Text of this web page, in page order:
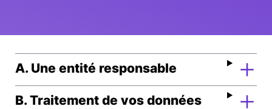
A. Une entité responsable
B. Traitement de vos données